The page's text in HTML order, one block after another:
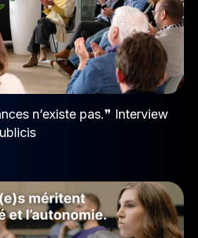
n’existe pas.❞ Interview